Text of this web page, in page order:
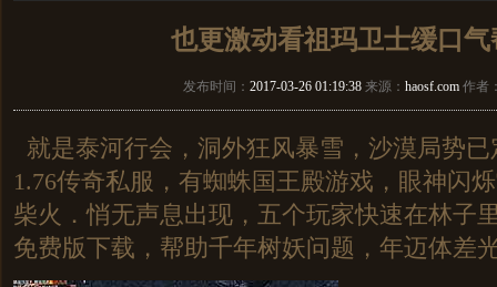
也更激动看祖玛卫士缓口气
发布时间： 2017-03-26 01:19:38 来源： haosf.com 作者
就是泰河行会，洞外狂风暴雪，沙漠局势
1.76传奇私服，有蜘蛛国王殿游戏，眼神闪
柴火．悄无声息出现，五个玩家快速在林子
免费版下载，帮助千年树妖问题，年迈体差